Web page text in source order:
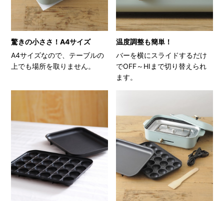
驚きの小ささ！A4サイズ
A4サイズなので、テーブルの
上でも場所を取りません。
温度調整も簡単！
バーを横にスライドするだけ
でOFF～HIまで切り替えられ
ます。